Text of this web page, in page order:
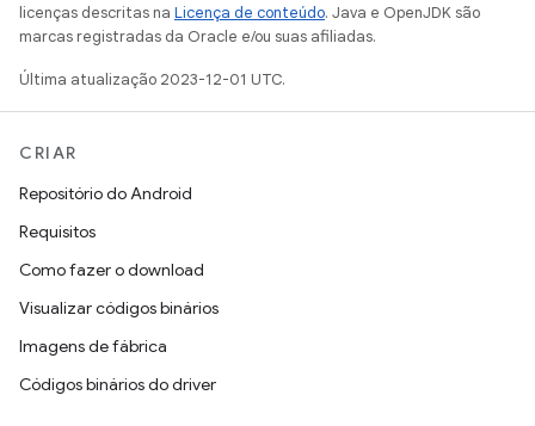
licenças descritas na Licença de conteúdo. Java e OpenJDK são
marcas registradas da Oracle e/ou suas afiliadas.
Última atualização 2023-12-01 UTC.
CRIAR
Repositório do Android
Requisitos
Como fazer o download
Visualizar códigos binários
Imagens de fábrica
Códigos binários do driver